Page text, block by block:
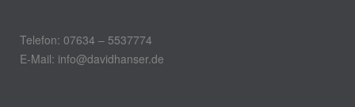
Telefon: 07634 – 5537774
E-Mail: info@davidhanser.de